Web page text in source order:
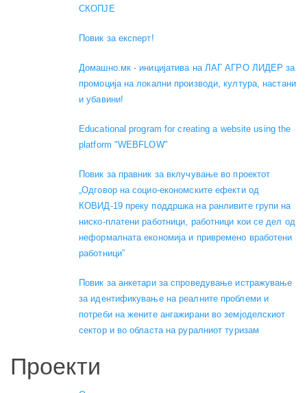
СКОПЈЕ
Повик за експерт!
Домашно.мк - иницијатива на ЛАГ АГРО ЛИДЕР за
промоција на локални производи, култура, настани
и убавини!
Educational program for creating a website using the
platform "WEBFLOW"
Повик за правник за вклучување во проектот
„Одговор на социо-економските ефекти од
КОВИД-19 преку поддршка на ранливите групи на
ниско-платени работници, работници кои се дел од
неформалната економија и привремено вработени
работници”
Повик за анкетари за спроведување истражување
за идентификување на реалните проблеми и
потреби на жените ангажирани во земјоделскиот
сектор и во областа на руралниот туризам
Проекти